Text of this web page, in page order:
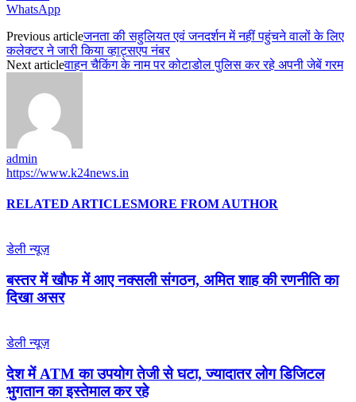
WhatsApp
Previous articleजनता की सहुलियत एवं जनदर्शन में नहीं पहुंचने वालों के लिए
कलेक्टर ने जारी किया व्हाट्सएप नंबर
Next articleवाहन चैकिंग के नाम पर कोटाडोल पुलिस कर रहे अपनी जेबें गरम
admin
https://www.k24news.in
RELATED ARTICLESMORE FROM AUTHOR
डेली न्यूज़
बस्तर में खौफ में आए नक्सली संगठन, अमित शाह की रणनीति का
दिखा असर
डेली न्यूज़
देश में ATM का उपयोग तेजी से घटा, ज्यादातर लोग डिजिटल
भुगतान का इस्तेमाल कर रहे